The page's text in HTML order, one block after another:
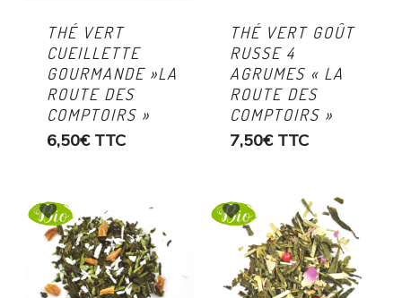
THÉ VERT
CUEILLETTE
GOURMANDE »LA
ROUTE DES
COMPTOIRS »
6,50€ TTC
THÉ VERT GOÛT
RUSSE 4
AGRUMES « LA
ROUTE DES
COMPTOIRS »
7,50€ TTC